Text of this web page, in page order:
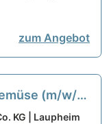
zum Angebot
(m/w/d)
KG | Laupheim